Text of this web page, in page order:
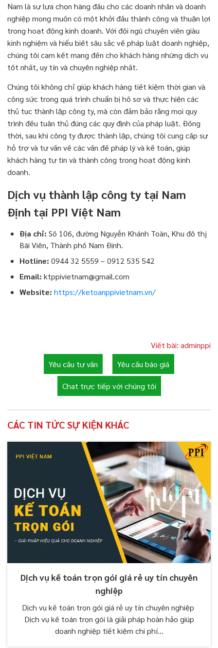
Nam là sự lựa chọn hàng đầu cho các doanh nhân và doanh
nghiệp mong muốn có một khởi đầu thành công và thuận lợi
trong hoạt động kinh doanh. Với đội ngũ chuyên viên giàu
kinh nghiệm và hiểu biết sâu sắc về pháp luật doanh nghiệp,
chúng tôi cam kết mang đến cho khách hàng những dịch vụ
tốt nhất, uy tín và chuyên nghiệp nhất.
Chúng tôi không chỉ giúp khách hàng tiết kiệm thời gian và
công sức trong quá trình chuẩn bị hồ sơ và thực hiện các
thủ tục thành lập công ty, mà còn đảm bảo rằng mọi quy
trình đều tuân thủ đúng các quy định của pháp luật. Đồng
thời, sau khi công ty được thành lập, chúng tôi cung cấp sự
hỗ trợ và tư vấn về các vấn đề pháp lý và kế toán, giúp
khách hàng tự tin và thành công trong hoạt động kinh
doanh.
Dịch vụ thành lập công ty tại Nam
Định tại PPI Việt Nam
Địa chỉ: Số 106, đường Nguyễn Khánh Toàn, Khu đô thj
Bãi Viên, Thành phố Nam Định.
Hotline: 0944 32 5559 – 0912 535 542
Email: ktppivietnam@gmail.com
Website: https://ketoanppivietnam.vn/
Viết bài: adminppi
Yêu cầu tư vấn
Yêu cầu báo giá
Chat trực tiếp với chúng tôi
CÁC TIN TỨC SỰ KIỆN KHÁC
Dịch vụ kế toán trọn gói giá rẻ uy tín chuyên
nghiệp
Dịch vụ kế toán trọn gói giá rẻ uy tín chuyên nghiệp
Dịch vụ kế toán trọn gói là giải pháp hoàn hảo giúp
doanh nghiệp tiết kiệm chi phí...